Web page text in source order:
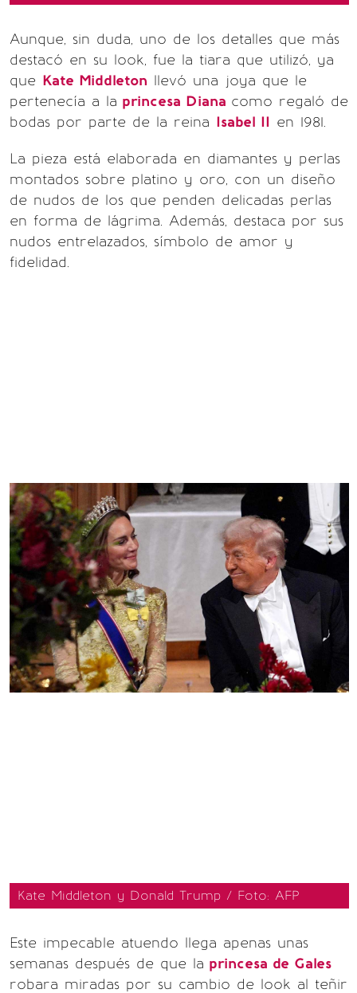
Aunque, sin duda, uno de los detalles que más
destacó en su look, fue la tiara que utilizó, ya
que Kate Middleton llevó una joya que le
pertenecía a la princesa Diana como regaló de
bodas por parte de la reina Isabel II en 1981.
La pieza está elaborada en diamantes y perlas
montados sobre platino y oro, con un diseño
de nudos de los que penden delicadas perlas
en forma de lágrima. Además, destaca por sus
nudos entrelazados, símbolo de amor y
fidelidad.
Kate Middleton y Donald Trump / Foto: AFP
Este impecable atuendo llega apenas unas
semanas después de que la princesa de Gales
robara miradas por su cambio de look al teñir